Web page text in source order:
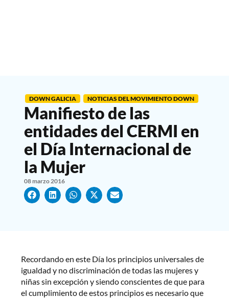
DOWN GALICIA NOTICIAS DEL MOVIMIENTO DOWN
Manifiesto de las
entidades del CERMI en
el Día Internacional de
la Mujer
08 marzo 2016
Recordando en este Día los principios universales de
igualdad y no discriminación de todas las mujeres y
niñas sin excepción y siendo conscientes de que para
el cumplimiento de estos principios es necesario que